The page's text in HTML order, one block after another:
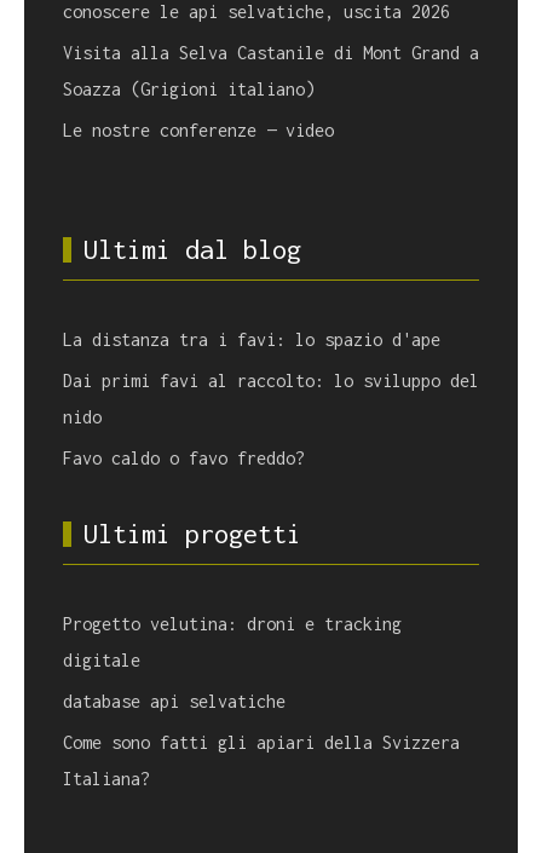
conoscere le api selvatiche, uscita 2026
Visita alla Selva Castanile di Mont Grand a
Soazza (Grigioni italiano)
Le nostre conferenze — video
Ultimi dal blog
La distanza tra i favi: lo spazio d'ape
Dai primi favi al raccolto: lo sviluppo del
nido
Favo caldo o favo freddo?
Ultimi progetti
Progetto velutina: droni e tracking
digitale
database api selvatiche
Come sono fatti gli apiari della Svizzera
Italiana?